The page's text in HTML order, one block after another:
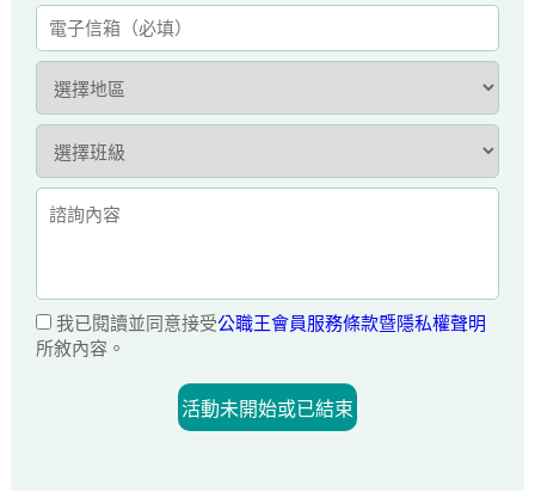
我已閱讀並同意接受公職王會員服務條款暨隱私權聲明
所敘內容。
活動未開始或已結束